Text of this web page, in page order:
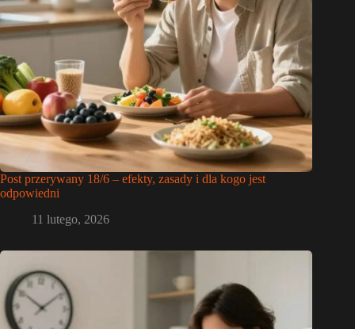
Post przerywany 18/6 – efekty, zasady i dla kogo jest
odpowiedni
11 lutego, 2026